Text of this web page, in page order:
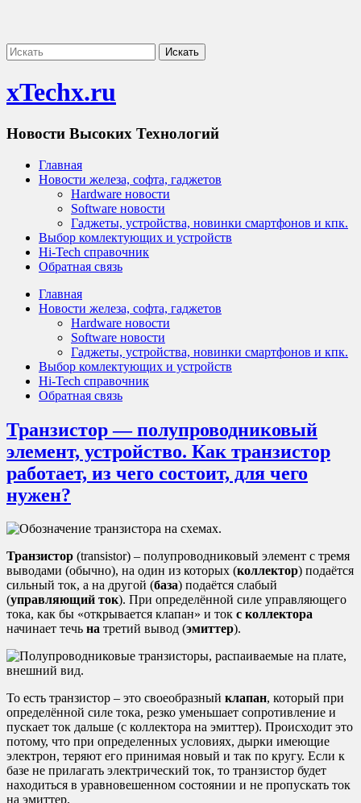
xTechx.ru
Новости Высоких Технологий
Главная
Новости железа, софта, гаджетов
Hardware новости
Software новости
Гаджеты, устройства, новинки смартфонов и кпк.
Выбор комлектующих и устройств
Hi-Tech справочник
Обратная связь
Главная
Новости железа, софта, гаджетов
Hardware новости
Software новости
Гаджеты, устройства, новинки смартфонов и кпк.
Выбор комлектующих и устройств
Hi-Tech справочник
Обратная связь
Транзистор — полупроводниковый
элемент, устройство. Как транзистор
работает, из чего состоит, для чего
нужен?
Транзистор (transistor) – полупроводниковый элемент с тремя
выводами (обычно), на один из которых (коллектор) подаётся
сильный ток, а на другой (база) подаётся слабый
(управляющий ток). При определённой силе управляющего
тока, как бы «открывается клапан» и ток с коллектора
начинает течь на третий вывод (эмиттер).
То есть транзистор – это своеобразный клапан, который при
определённой силе тока, резко уменьшает сопротивление и
пускает ток дальше (с коллектора на эмиттер). Происходит это
потому, что при определенных условиях, дырки имеющие
электрон, теряют его принимая новый и так по кругу. Если к
базе не прилагать электрический ток, то транзистор будет
находиться в уравновешенном состоянии и не пропускать ток
на эмиттер.